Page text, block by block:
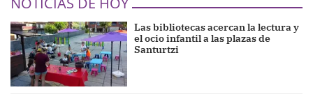
Las bibliotecas acercan la lectura y
el ocio infantil a las plazas de
Santurtzi